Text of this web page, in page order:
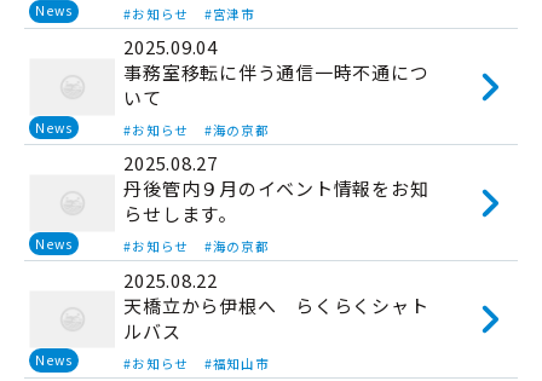
News #お知らせ #宮津市
2025.09.04
News
事務室移転に伴う通信一時不通につ
いて
#お知らせ #海の京都
2025.08.27
News
丹後管内９月のイベント情報をお知
らせします。
#お知らせ #海の京都
2025.08.22
News
天橋立から伊根へ らくらくシャト
ルバス
#お知らせ #福知山市